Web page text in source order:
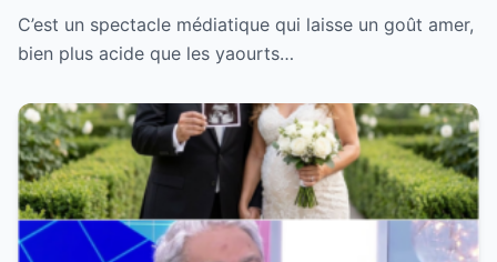
“Sarko-show” indécent
C’est un spectacle médiatique qui laisse un goût amer,
bien plus acide que les yaourts…